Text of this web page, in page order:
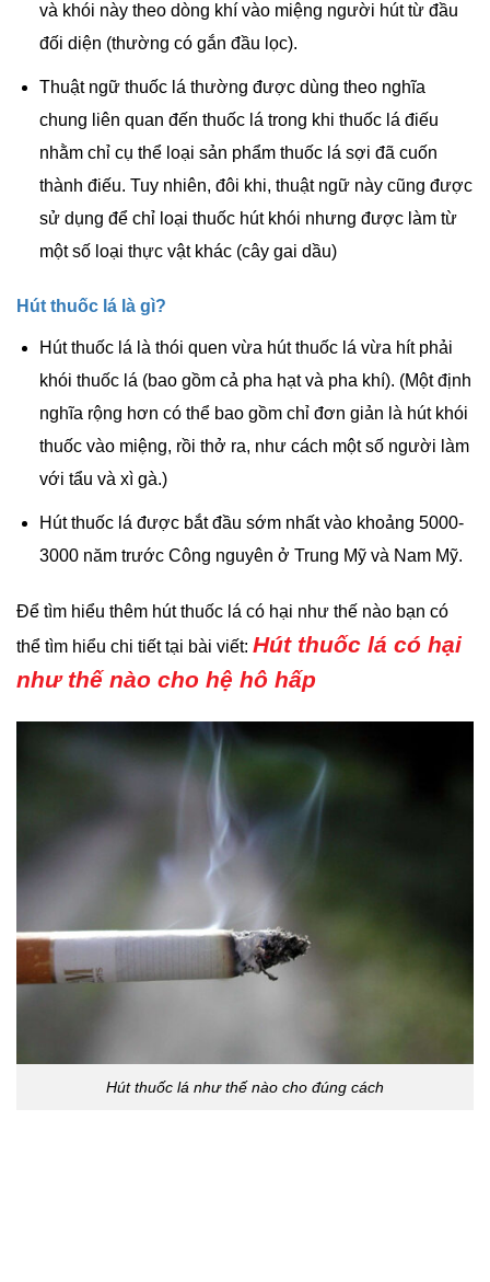
và khói này theo dòng khí vào miệng người hút từ đầu
đối diện (thường có gắn đầu lọc).
Thuật ngữ thuốc lá thường được dùng theo nghĩa
chung liên quan đến thuốc lá trong khi thuốc lá điếu
nhằm chỉ cụ thể loại sản phẩm thuốc lá sợi đã cuốn
thành điếu. Tuy nhiên, đôi khi, thuật ngữ này cũng được
sử dụng để chỉ loại thuốc hút khói nhưng được làm từ
một số loại thực vật khác (cây gai dầu)
Hút thuốc lá là gì?
Hút thuốc lá là thói quen vừa hút thuốc lá vừa hít phải
khói thuốc lá (bao gồm cả pha hạt và pha khí). (Một định
nghĩa rộng hơn có thể bao gồm chỉ đơn giản là hút khói
thuốc vào miệng, rồi thở ra, như cách một số người làm
với tẩu và xì gà.)
Hút thuốc lá được bắt đầu sớm nhất vào khoảng 5000-
3000 năm trước Công nguyên ở Trung Mỹ và Nam Mỹ.
Để tìm hiểu thêm hút thuốc lá có hại như thế nào bạn có
thể tìm hiểu chi tiết tại bài viết: Hút thuốc lá có hại
như thế nào cho hệ hô hấp
Hút thuốc lá như thế nào cho đúng cách